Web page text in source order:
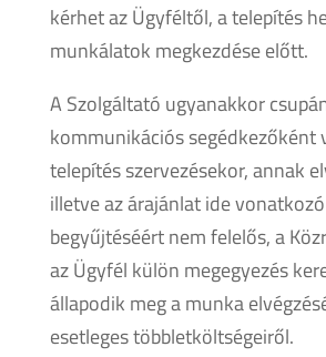
kérhet az Ügyféltől, a telepítés
munkálatok megkezdése előtt.
A Szolgáltató ugyanakkor
kommunikációs segédkezőként
telepítés szervezésekor, annak
illetve az árajánlat ide
begyűjtéséért nem felelős, a
az Ügyfél külön megegyezés
állapodik meg a munka
esetleges többletköltségeiről.